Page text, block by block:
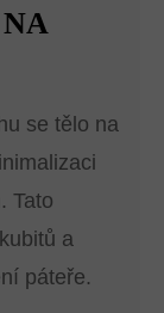
se tělo na
Tato
a
páteře.